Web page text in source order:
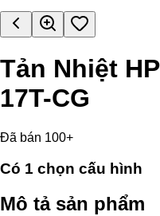
Tản Nhiệt
17T-CG
Đã bán 100+
Có 1 chọn cấu hình
Mô tả sản phẩm